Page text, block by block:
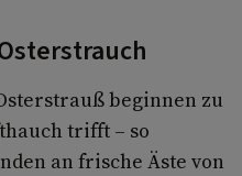
beginnen zu
trifft – so
an frische Äste von